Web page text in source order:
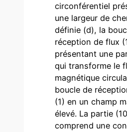
circonférentiel
une largeur de
définie (d), la
réception de flux
présentant une
qui transforme le
magnétique
boucle de
(1) en un champ
élevé. La partie
comprend une